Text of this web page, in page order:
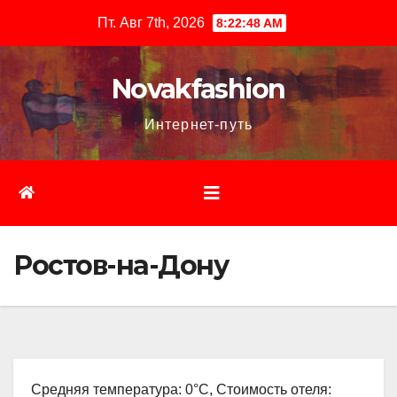
содержимому
Пт. Авг 7th, 2026 8:22:50 AM
Novakfashion
Интернет-путь
Ростов-на-Дону
Средняя температура: 0°C, Стоимость отеля: